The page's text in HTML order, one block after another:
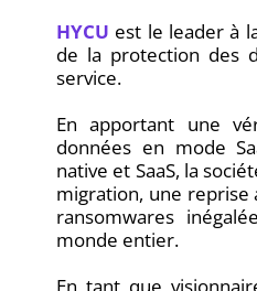
HYCU est le leader à
de la protection des
service.
En apportant une
données en mode
native et SaaS, la
migration, une
ransomwares
monde entier.